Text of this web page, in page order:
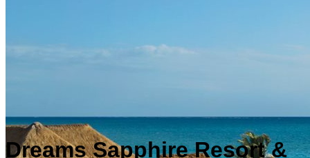
Dreams Sapphire Resort &